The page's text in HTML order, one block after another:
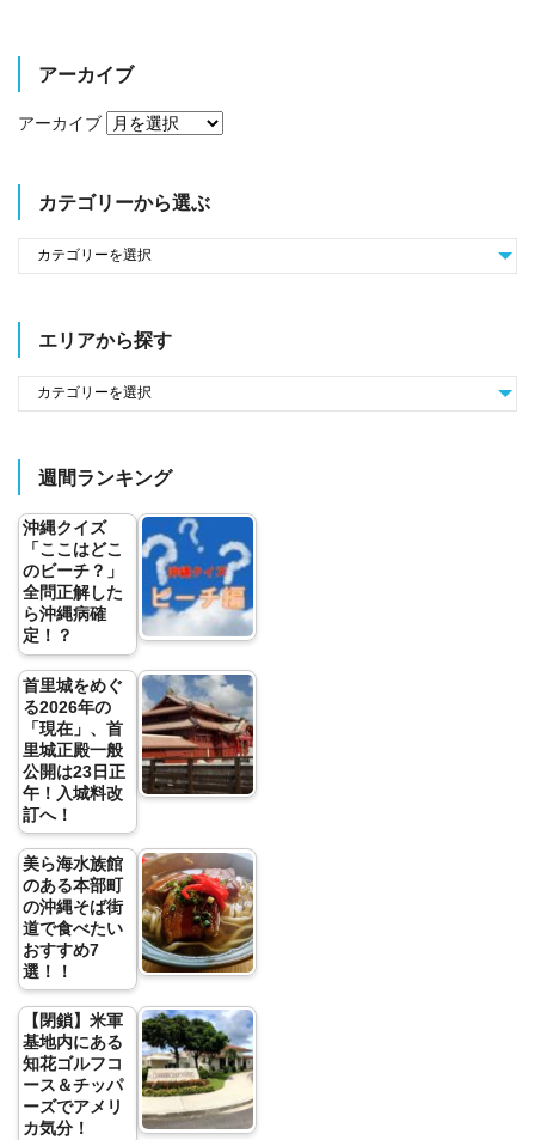
アーカイブ
アーカイブ
カテゴリーから選ぶ
エリアから探す
週間ランキング
沖縄クイズ
「ここはどこ
のビーチ？」
全問正解した
ら沖縄病確
定！？
首里城をめぐ
る2026年の
「現在」、首
里城正殿一般
公開は23日正
午！入城料改
訂へ！
美ら海水族館
のある本部町
の沖縄そば街
道で食べたい
おすすめ7
選！！
【閉鎖】米軍
基地内にある
知花ゴルフコ
ース＆チッパ
ーズでアメリ
カ気分！